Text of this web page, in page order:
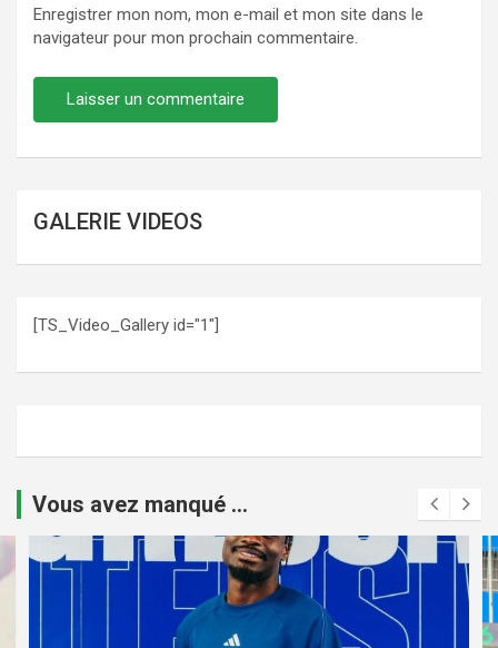
Enregistrer mon nom, mon e-mail et mon site dans le
navigateur pour mon prochain commentaire.
GALERIE VIDEOS
[TS_Video_Gallery id="1"]
Vous avez manqué ...